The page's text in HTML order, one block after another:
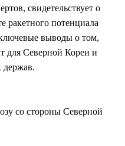
свидетельствует о
ракетного потенциала
выводы о том,
для Северной Кореи и
держав.
со стороны Северной